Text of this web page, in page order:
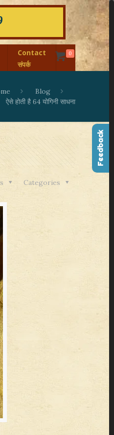
Contact
संपर्क
0
Blog
ऐसे होती है 64 योगिनी साधना
Categories
Feedback